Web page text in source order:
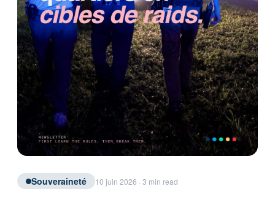
Souveraineté 10 juin 2026 · 3 min read